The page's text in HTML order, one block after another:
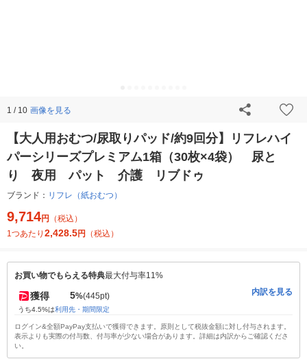
1 / 10 画像を見る
【大人用おむつ/尿取りパッド/約9回分】リフレハイ
パーシリーズプレミアム1箱（30枚×4袋） 尿と
り 夜用 パット 介護 リブドゥ
ブランド： リフレ（紙おむつ）
9,714円
（税込）
1つあたり 2,428.5円 （税込）
お買い物でもらえる特典最大付与率11%
獲得 5%(445pt)
うち4.5%は利用先・期間限定
内訳を見る
ログイン&全額PayPay支払いで獲得できます。原則として税抜金額に対し付与されます。
表示よりも実際の付与数、付与率が少ない場合があります。詳細は内訳からご確認くださ
い。